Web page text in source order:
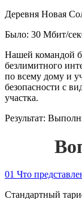
Деревня Новая
Было: 30 Мбит/сек
Нашей командой
безлимитного
по всему дому и
безопасности с
участка.
Результат:
01 Что
Стандартный